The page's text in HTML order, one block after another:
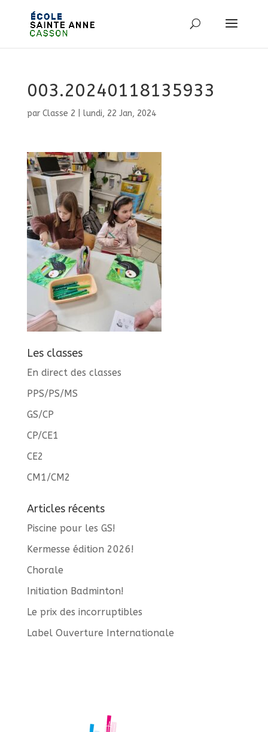
003.20240118135933
par Classe 2 lundi, 22 Jan, 2024
Les classes
En direct des classes
PPS/PS/MS
GS/CP
CP/CE1
CE2
CM1/CM2
Articles récents
Piscine pour les GS!
Kermesse édition 2026!
Chorale
Initiation Badminton!
Le prix des incorruptibles
Label Ouverture Internationale